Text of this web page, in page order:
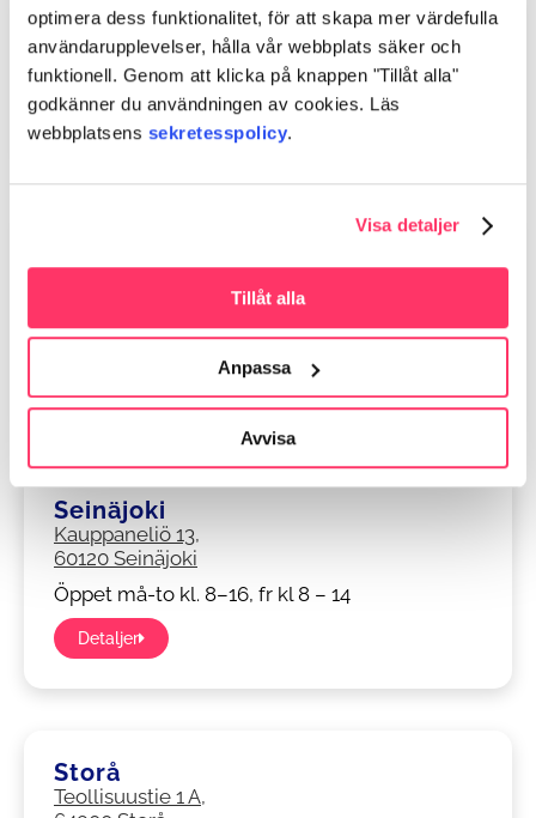
optimera dess funktionalitet, för att skapa mer värdefulla
användarupplevelser, hålla vår webbplats säker och
funktionell. Genom att klicka på knappen "Tillåt alla"
godkänner du användningen av cookies. Läs
webbplatsens sekretesspolicy.
Visa detaljer
Tillåt alla
Anpassa
Avvisa
Närpes
Kyrkvägen6,
64200 Närpes
Detaljer
Tuokkolantie 6,
Vi är öppna enligt överenskommelse.
Seinäjoki
Kauppaneliö 13,
60120 Seinäjoki
Öppet må-to kl. 8–16, fr kl 8 – 14
Detaljer
Storå
Teollisuustie 1 A,